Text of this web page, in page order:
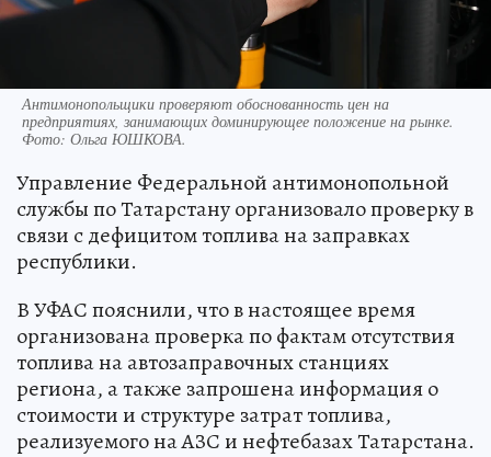
Антимонопольщики проверяют обоснованность цен на
предприятиях, занимающих доминирующее положение на рынке.
Фото: Ольга ЮШКОВА.
Управление Федеральной антимонопольной
службы по Татарстану организовало проверку в
связи с дефицитом топлива на заправках
республики.
В УФАС пояснили, что в настоящее время
организована проверка по фактам отсутствия
топлива на автозаправочных станциях
региона, а также запрошена информация о
стоимости и структуре затрат топлива,
реализуемого на АЗС и нефтебазах Татарстана.